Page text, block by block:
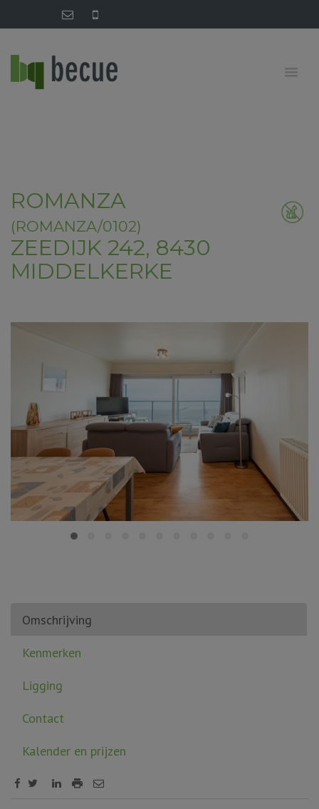
ROMANZA
(ROMANZA/0102)
ZEEDIJK 242, 8430
MIDDELKERKE
Omschrijving
Kenmerken
Ligging
Contact
Kalender en prijzen